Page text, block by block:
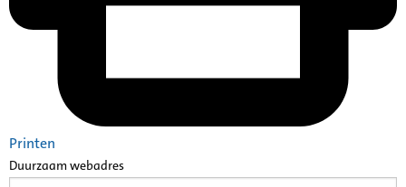
Printen
Duurzaam webadres